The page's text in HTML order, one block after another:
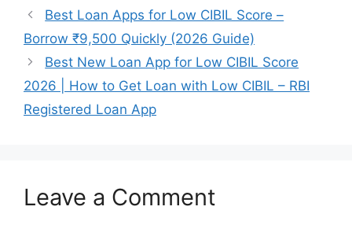
Best Loan Apps for Low CIBIL Score –
Borrow ₹9,500 Quickly (2026 Guide)
Best New Loan App for Low CIBIL Score
2026 | How to Get Loan with Low CIBIL – RBI
Registered Loan App
Leave a Comment